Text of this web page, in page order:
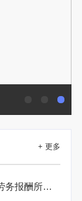
+ 更多
从业人员自互联网平台企业取得劳务报酬所得的个人所得税预扣预缴计算方法